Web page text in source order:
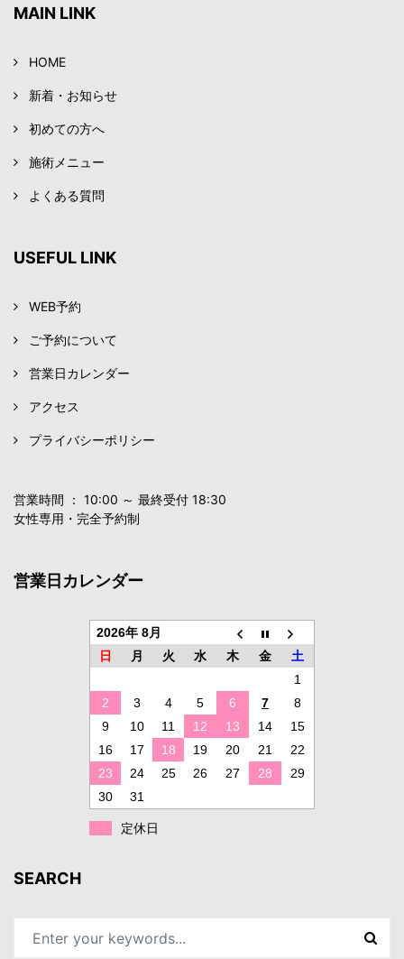
MAIN LINK
HOME
新着・お知らせ
初めての方へ
施術メニュー
よくある質問
USEFUL LINK
WEB予約
ご予約について
営業日カレンダー
アクセス
プライバシーポリシー
営業時間 ： 10:00 ～ 最終受付 18:30
女性専用・完全予約制
営業日カレンダー
2026年 8月
日
月 火 水 木 金
土
1
2
3 4 5 6 7
8
9
10 11 12 13 14
15
16
17 18 19 20 21
22
23
24 25 26 27 28
29
30
31
定休日
SEARCH